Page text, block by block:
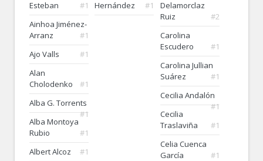
Esteban
#1
Ainhoa Jiménez-
Arranz
#1
Ajo Valls
#1
Alan
Cholodenko
#1
Alba G. Torrents
#1
Alba Montoya
Rubio
#1
Albert Alcoz
#1
Hernández
#1
Delamorclaz
Ruiz
#2
Carolina
Escudero
#1
Carolina Jullian
Suárez
#1
Cecilia Andalón
#1
Cecilia
Traslaviña
#1
Celia Cuenca
García
#1